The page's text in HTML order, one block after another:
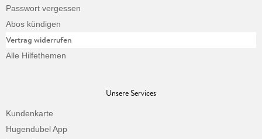
Passwort vergessen
Abos kündigen
Vertrag widerrufen
Alle Hilfethemen
Unsere Services
Kundenkarte
Hugendubel App